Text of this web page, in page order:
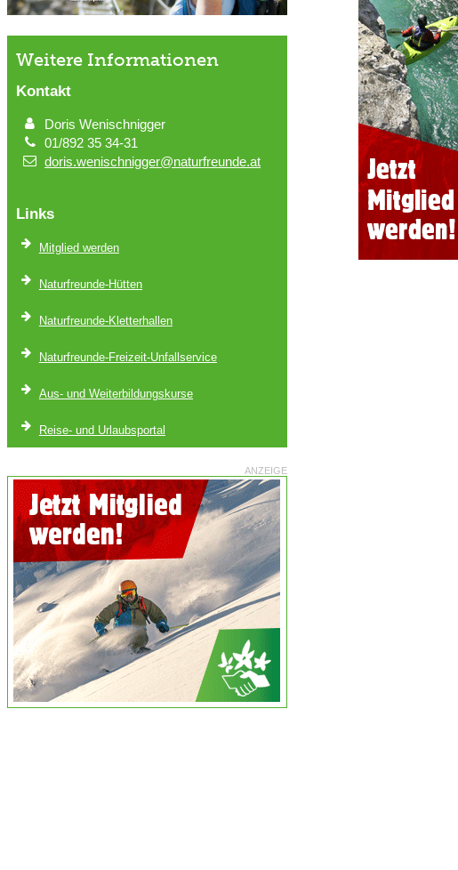
Weitere Informationen
Kontakt
Doris Wenischnigger
01/892 35 34-31
doris.wenischnigger@naturfreunde.at
Links
Mitglied werden
Naturfreunde-Hütten
Naturfreunde-Kletterhallen
Naturfreunde-Freizeit-Unfallservice
Aus- und Weiterbildungskurse
Reise- und Urlaubsportal
ANZEIGE